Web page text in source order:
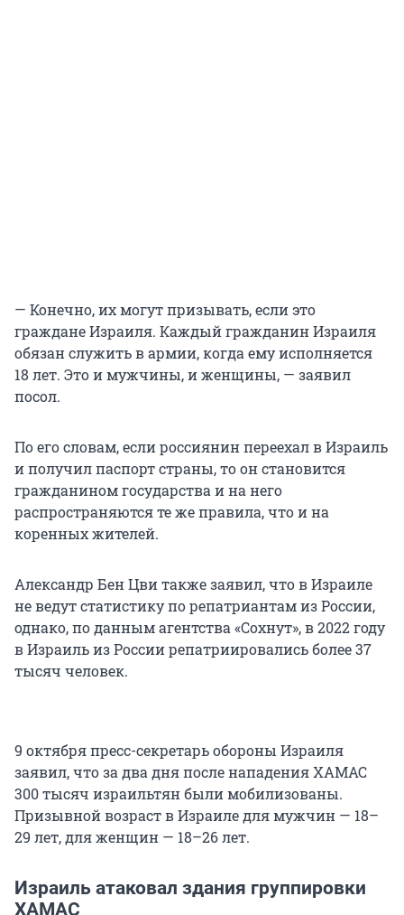
— Конечно, их могут призывать, если это
граждане Израиля. Каждый гражданин Израиля
обязан служить в армии, когда ему исполняется
18 лет. Это и мужчины, и женщины, — заявил
посол.
По его словам, если россиянин переехал в Израиль
и получил паспорт страны, то он становится
гражданином государства и на него
распространяются те же правила, что и на
коренных жителей.
Александр Бен Цви также заявил, что в Израиле
не ведут статистику по репатриантам из России,
однако, по данным агентства «Сохнут», в 2022 году
в Израиль из России репатриировались более 37
тысяч человек.
9 октября пресс-секретарь обороны Израиля
заявил, что за два дня после нападения ХАМАС
300 тысяч израильтян были мобилизованы.
Призывной возраст в Израиле для мужчин — 18–
29 лет, для женщин — 18–26 лет.
Израиль атаковал здания группировки
ХАМАС